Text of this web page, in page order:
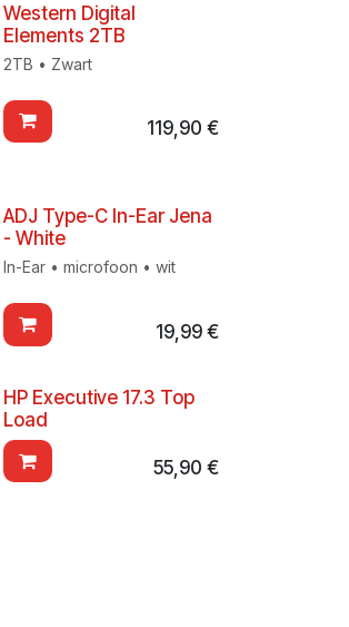
Western Digital
Elements 2TB
2TB • Zwart
119,90 €
ADJ Type-C In-Ear Jena
- White
In-Ear • microfoon • wit
19,99€
HP Executive 17.3 Top
Load
55,90 €